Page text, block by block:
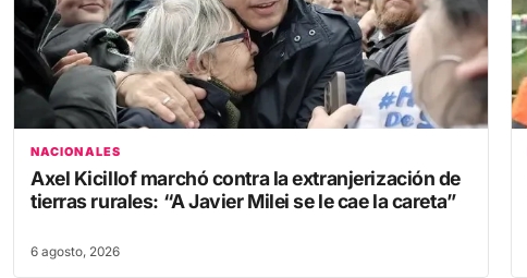
NACIONALES
Axel Kicillof marchó contra la extranjerización de
tierras rurales: “A Javier Milei se le cae la careta”
6 agosto, 2026